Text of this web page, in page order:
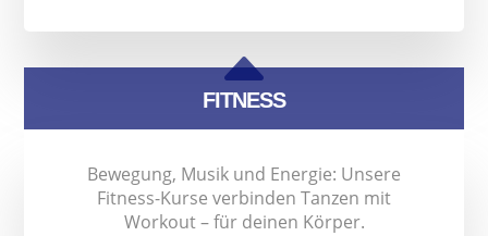
B
FITNESS
Bewegung, Musik und Energie: Unsere
Fitness-Kurse verbinden Tanzen mit
Workout – für deinen Körper.